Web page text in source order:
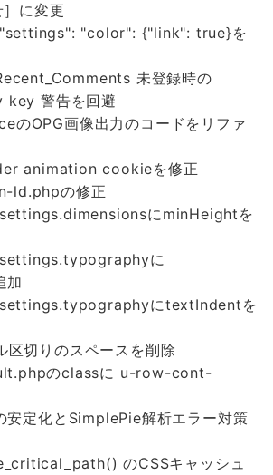
］に変更
"color": {"link": true}を
未登録時の
警告を回避
のOPG画像出力のコードをリファ
animation cookieを修正
ld.phpの修正
にminHeightを
に
加
にtextIndentを
区切りのスペースを削除
のclassに u-row-cont-
安定化とSimplePie解析エラー対策
のCSSキャッシュ